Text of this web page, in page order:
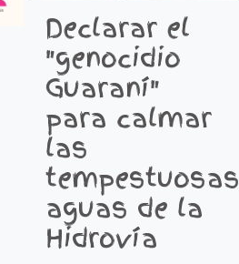
Declarar el
"genocidio
Guaraní"
para calmar
las
tempestuosas
aguas de la
Hidrovía